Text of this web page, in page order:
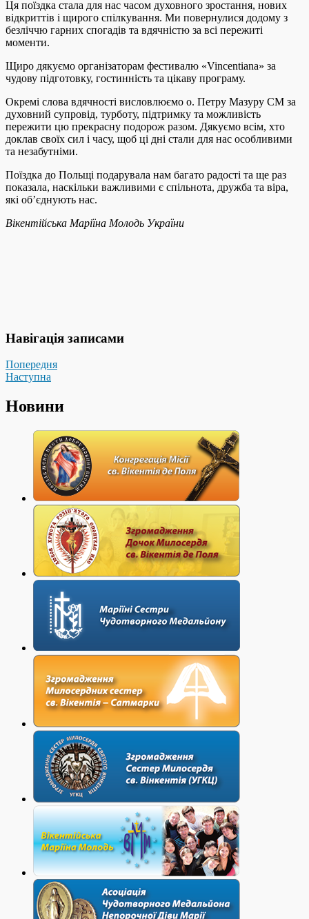
Ця поїздка стала для нас часом духовного зростання, нових
відкриттів і щирого спілкування. Ми повернулися додому з
безліччю гарних спогадів та вдячністю за всі пережиті
моменти.
Щиро дякуємо організаторам фестивалю «Vincentiana» за
чудову підготовку, гостинність та цікаву програму.
Окремі слова вдячності висловлюємо о. Петру Мазуру СМ за
духовний супровід, турботу, підтримку та можливість
пережити цю прекрасну подорож разом. Дякуємо всім, хто
доклав своїх сил і часу, щоб ці дні стали для нас особливими
та незабутніми.
Поїздка до Польщі подарувала нам багато радості та ще раз
показала, наскільки важливими є спільнота, дружба та віра,
які об’єднують нас.
Вікентійська Маріїна Молодь України
Навігація записами
Попередня
Наступна
Новини